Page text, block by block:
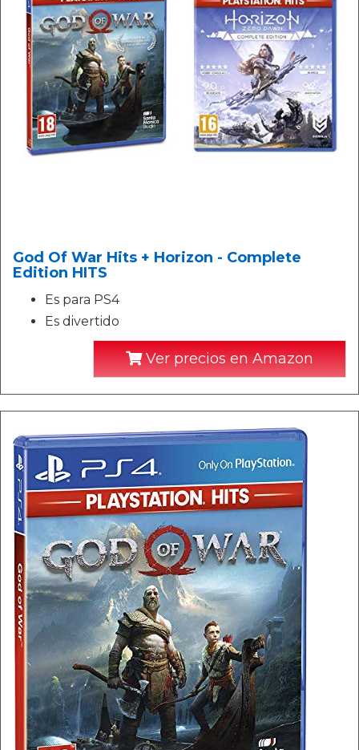
God Of War Hits + Horizon - Complete
Edition HITS
Es para PS4
Es divertido
Ver precios en Amazon